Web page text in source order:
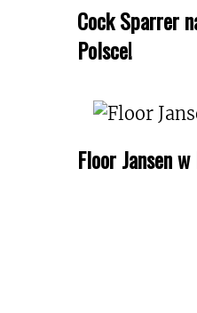
Cock Sparrer
Polsce!
Floor Jansen